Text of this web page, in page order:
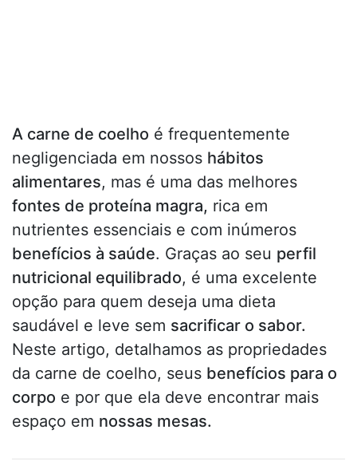
A carne de coelho é frequentemente
negligenciada em nossos hábitos
alimentares, mas é uma das melhores
fontes de proteína magra, rica em
nutrientes essenciais e com inúmeros
benefícios à saúde. Graças ao seu perfil
nutricional equilibrado, é uma excelente
opção para quem deseja uma dieta
saudável e leve sem sacrificar o sabor.
Neste artigo, detalhamos as propriedades
da carne de coelho, seus benefícios para o
corpo e por que ela deve encontrar mais
espaço em nossas mesas.